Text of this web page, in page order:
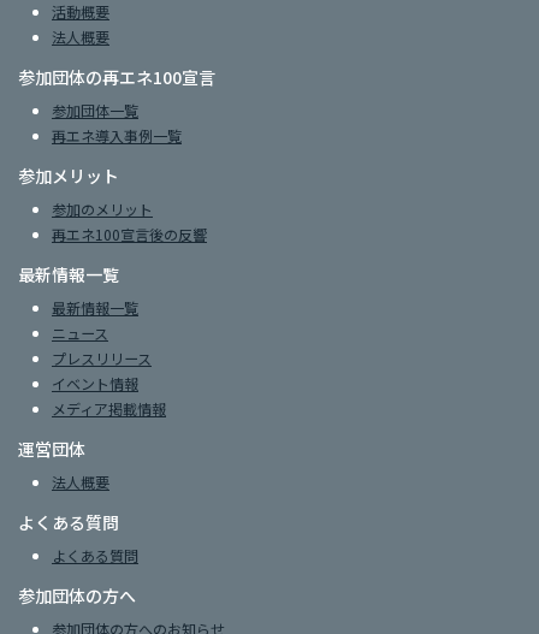
活動概要
法人概要
参加団体の再エネ100宣言
参加団体一覧
再エネ導入事例一覧
参加メリット
参加のメリット
再エネ100宣言後の反響
最新情報一覧
最新情報一覧
ニュース
プレスリリース
イベント情報
メディア掲載情報
運営団体
法人概要
よくある質問
よくある質問
参加団体の方へ
参加団体の方へのお知らせ